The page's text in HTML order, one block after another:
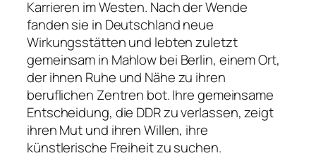
Karrieren im Westen. Nach der Wende
fanden sie in Deutschland neue
Wirkungsstätten und lebten zuletzt
gemeinsam in Mahlow bei Berlin, einem Ort,
der ihnen Ruhe und Nähe zu ihren
beruflichen Zentren bot. Ihre gemeinsame
Entscheidung, die DDR zu verlassen, zeigt
ihren Mut und ihren Willen, ihre
künstlerische Freiheit zu suchen.